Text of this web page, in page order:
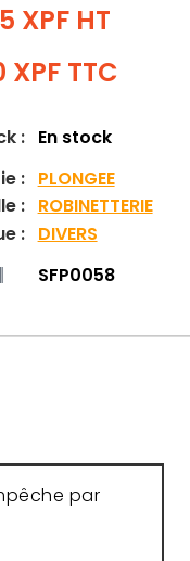
XPF HT
XPF TTC
: En stock
: PLONGEE
: ROBINETTERIE
: DIVERS
SFP0058
par